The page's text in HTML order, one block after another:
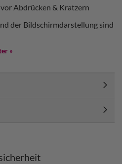
Abdrücken & Kratzern
der Bildschirmdarstellung sind
»